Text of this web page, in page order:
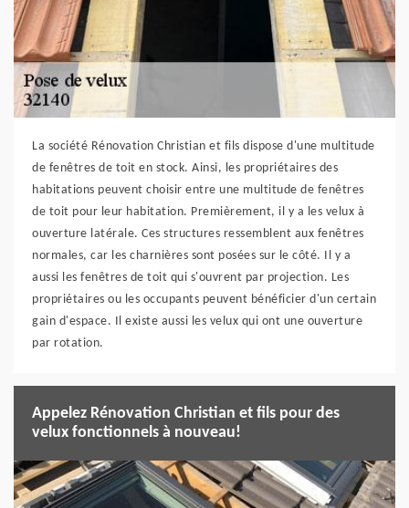
La société Rénovation Christian et fils dispose d'une multitude
de fenêtres de toit en stock. Ainsi, les propriétaires des
habitations peuvent choisir entre une multitude de fenêtres
de toit pour leur habitation. Premièrement, il y a les velux à
ouverture latérale. Ces structures ressemblent aux fenêtres
normales, car les charnières sont posées sur le côté. Il y a
aussi les fenêtres de toit qui s'ouvrent par projection. Les
propriétaires ou les occupants peuvent bénéficier d'un certain
gain d'espace. Il existe aussi les velux qui ont une ouverture
par rotation.
Appelez Rénovation Christian et fils pour des
velux fonctionnels à nouveau!